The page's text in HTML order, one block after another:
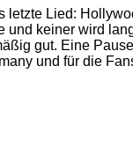
letzte Lied:
und keiner wird
gut. Eine
und für die